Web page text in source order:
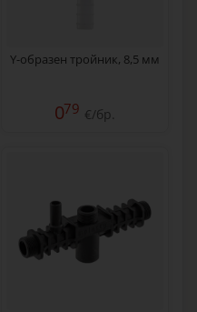
Y-образен тройник, 8,5 мм
079 €/бр.